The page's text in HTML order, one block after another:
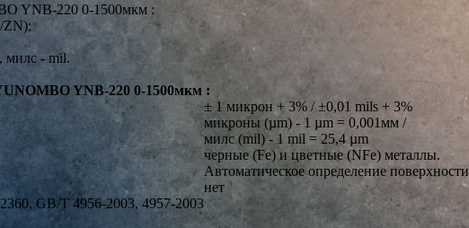
YNB-220 0-1500мкм :
ZN);
милс - mil.
YNB-220 0-1500мкм :
± 1 микрон + 3% / ±0,01 mils + 3%
микроны (µm) - 1 µm = 0,001мм /
милс (mil) - 1 mil = 25,4 µm
черные (Fe) и цветные (NFe) металлы.
Автоматическое определение поверхности
нет
GB/T 4956-2003, 4957-2003